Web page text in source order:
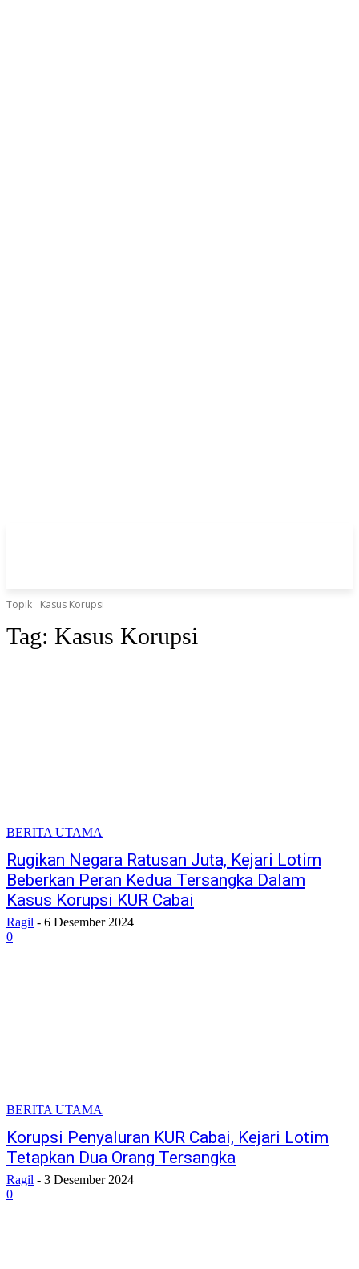
Topik Kasus Korupsi
Tag: Kasus Korupsi
BERITA UTAMA
Rugikan Negara Ratusan Juta, Kejari Lotim
Beberkan Peran Kedua Tersangka Dalam
Kasus Korupsi KUR Cabai
Ragil - 6 Desember 2024
0
BERITA UTAMA
Korupsi Penyaluran KUR Cabai, Kejari Lotim
Tetapkan Dua Orang Tersangka
Ragil - 3 Desember 2024
0